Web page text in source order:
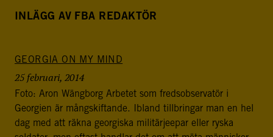
HEMSIDAN
FBA - BLOGGEN
FBA arbetar med internationella fredsinsatser och
utvecklingssamarbete. Myndigheten bedriver
utbildning, forskning och metodutveckling för att stödja
freds- och statsbyggande i konflikt- och
INLÄGG AV FBA REDAKTÖR
GEORGIA ON MY MIND
25 februari, 2014
Foto: Aron Wängborg Arbetet som fredsobservatör i
Georgien är mångskiftande. Ibland tillbringar man en hel
dag med att räkna georgiska militärjeepar eller ryska